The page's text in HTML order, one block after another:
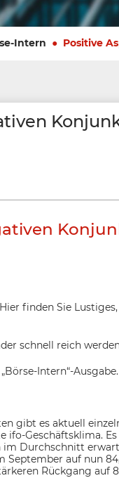
Intern Positive
finden Sie
schnell reich
Intern“-Ausgabe.
gibt es aktuell
ifo-Geschäftsklima.
im Durchschnitt
September auf nun
Rückgang auf